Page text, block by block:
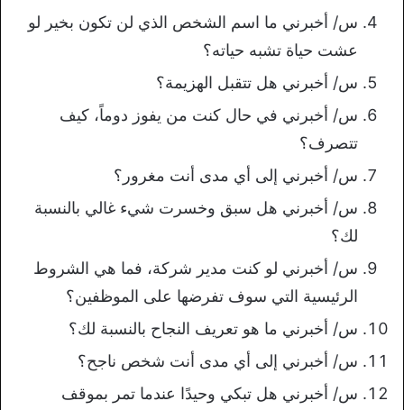
س/ أخبرني ما اسم الشخص الذي لن تكون بخير لو
عشت حياة تشبه حياته؟
س/ أخبرني هل تتقبل الهزيمة؟
س/ أخبرني في حال كنت من يفوز دوماً، كيف
تتصرف؟
س/ أخبرني إلى أي مدى أنت مغرور؟
س/ أخبرني هل سبق وخسرت شيء غالي بالنسبة
لك؟
س/ أخبرني لو كنت مدير شركة، فما هي الشروط
الرئيسية التي سوف تفرضها على الموظفين؟
س/ أخبرني ما هو تعريف النجاح بالنسبة لك؟
س/ أخبرني إلى أي مدى أنت شخص ناجح؟
س/ أخبرني هل تبكي وحيدًا عندما تمر بموقف